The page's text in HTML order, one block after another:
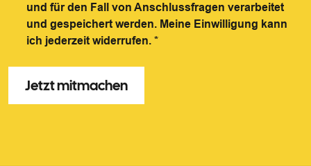
und für den Fall von Anschlussfragen verarbeitet
und gespeichert werden. Meine Einwilligung kann
ich jederzeit widerrufen.*